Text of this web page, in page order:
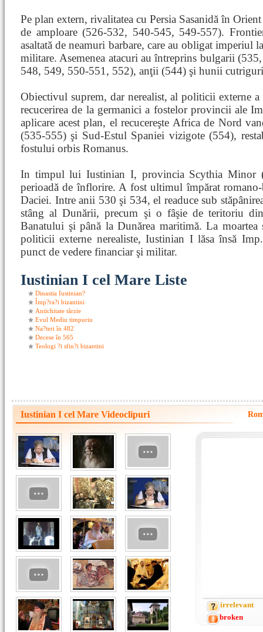
Pe plan extern, rivalitatea cu Persia Sasanidă în
de amploare (526-532, 540-545, 549-557).
asaltată de neamuri barbare, care au obligat imperiul
militare. Asemenea atacuri au întreprins bulgarii
548, 549, 550-551, 552), anţii (544) şi hunii
Obiectivul suprem, dar nerealist, al politicii externe
recucerirea de la germanici a fostelor provincii ale
aplicare acest plan, el recucereşte Africa de Nord
(535-555) şi Sud-Estul Spaniei vizigote (554),
fostului orbis Romanus.
In timpul lui Iustinian I, provincia Scythia Minor
perioadă de înflorire. A fost ultimul împărat romano-
Daciei. Intre anii 530 şi 534, el readuce sub
stâng al Dunării, precum şi o fâşie de teritoriu
Banatului şi până la Dunărea maritimă. La
politicii externe nerealiste, Iustinian I lăsa însă
punct de vedere financiar şi militar.
Iustinian I cel Mare Liste
Dinastia Iustinian?
Împ?ra?i bizantini
Antichitate târzie
Evul Mediu timpuriu
Na?teri în 482
Decese în 565
Teologi ?i sfin?i bizantini
Iustinian I cel Mare Videoclipuri
irrelevant
broken